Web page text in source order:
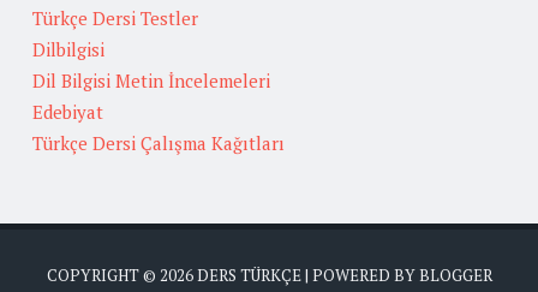
Türkçe Dersi Testler
Dilbilgisi
Dil Bilgisi Metin İncelemeleri
Edebiyat
Türkçe Dersi Çalışma Kağıtları
COPYRIGHT © 2026DERS TÜRKÇE| POWERED BYBLOGGER